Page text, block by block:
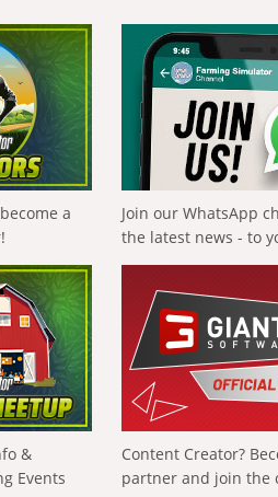
a
Join our WhatsApp
the latest news - to
&
Events
Content Creator?
partner and join the